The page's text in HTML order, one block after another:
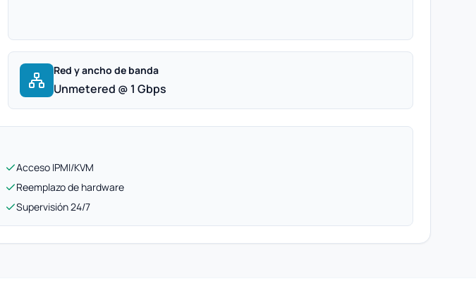
Red y ancho de banda
Unmetered @ 1 Gbps
Acceso IPMI/KVM
Reemplazo de hardware
Supervisión 24/7